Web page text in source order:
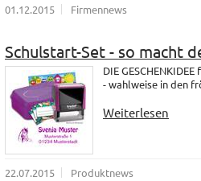
01.12.2015 Firmennews
Schulstart-Set - so macht
DIE
- wahlweise in den
Weiterlesen
22.07.2015 Produktnews